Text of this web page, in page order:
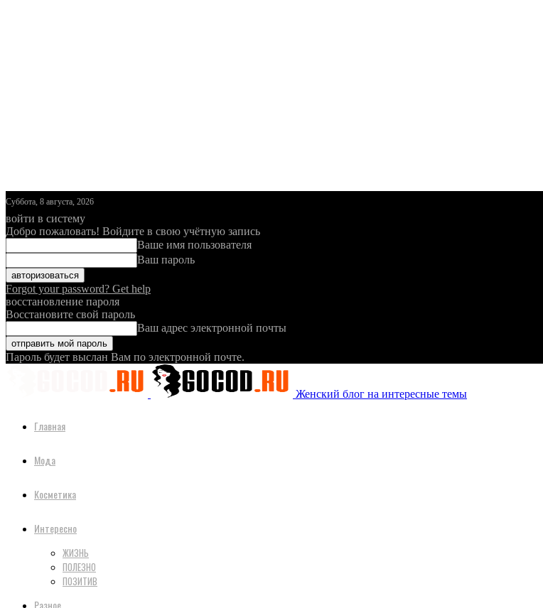
Суббота, 8 августа, 2026
войти в систему
Добро пожаловать! Войдите в свою учётную запись
Ваше имя пользователя
Ваш пароль
Forgot your password? Get help
восстановление пароля
Восстановите свой пароль
Ваш адрес электронной почты
Пароль будет выслан Вам по электронной почте.
Женский блог на интересные темы
Главная
Мода
Косметика
Интересно
ЖИЗНЬ
ПОЛЕЗНО
ПОЗИТИВ
Разное